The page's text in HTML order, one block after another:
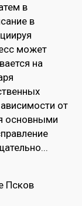
в
в
может
на
от
основными
Псков